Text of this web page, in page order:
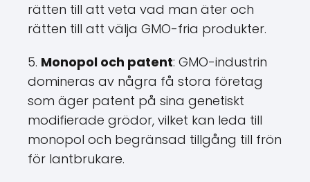
rätten till att veta vad man äter och
rätten till att välja GMO-fria produkter.
5. Monopol och patent: GMO-industrin
domineras av några få stora företag
som äger patent på sina genetiskt
modifierade grödor, vilket kan leda till
monopol och begränsad tillgång till frön
för lantbrukare.